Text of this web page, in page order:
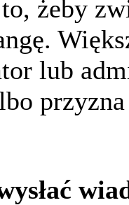
żeby
lub